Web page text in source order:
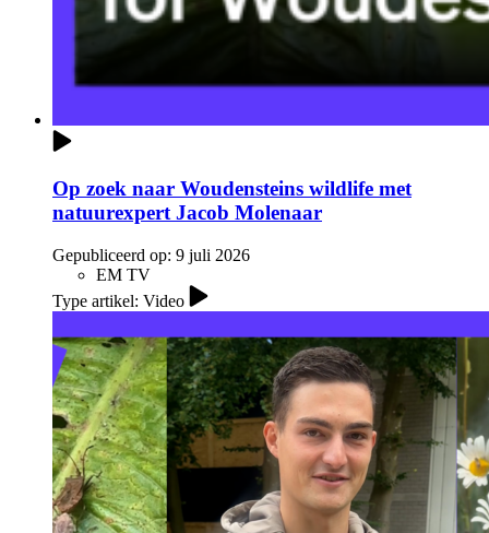
Op zoek naar Woudensteins wildlife met
natuurexpert Jacob Molenaar
Gepubliceerd op: 9 juli 2026
EM TV
Type artikel: Video